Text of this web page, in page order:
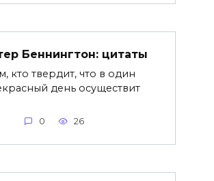
Беннингтон: цитаты
кто твердит, что в один
день осуществит
0 26